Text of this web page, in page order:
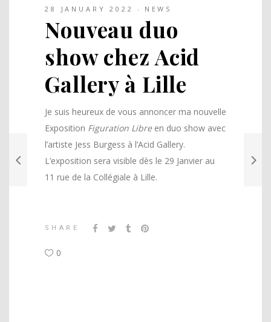
28 JANUARY 2022 NEWS
Nouveau duo
show chez Acid
Gallery à Lille
Je suis heureux de vous annoncer ma nouvelle
Exposition Figuration Libre en duo show avec
l’artiste Jess Burgess à l’Acid Gallery.
L’exposition sera visible dès le 29 Janvier au
11 rue de la Collégiale à Lille.
SHARE
0